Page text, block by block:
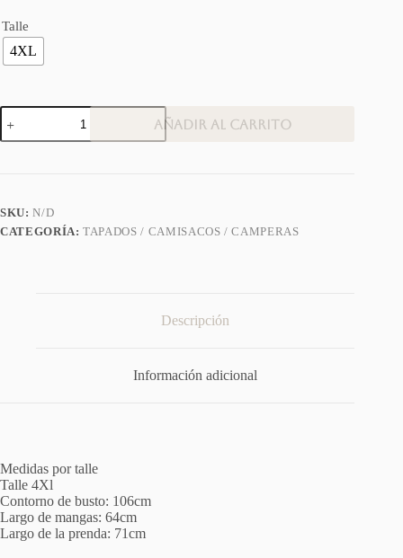
Talle
4XL
Campera
de
abrigo
Añadir al carrito
SKU:N/D
CATEGORÍA:TAPADOS / CAMISACOS / CAMPERAS
Descripción
Información adicional
Medidas por talle
Talle 4Xl
Contorno de busto: 106cm
Largo de mangas: 64cm
Largo de la prenda: 71cm